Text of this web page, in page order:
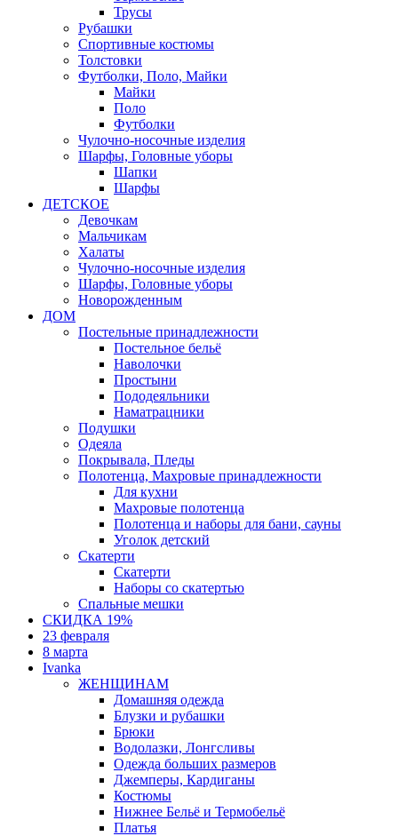
Трусы
Рубашки
Спортивные костюмы
Толстовки
Футболки, Поло, Майки
Майки
Поло
Футболки
Чулочно-носочные изделия
Шарфы, Головные уборы
Шапки
Шарфы
ДЕТСКОЕ
Девочкам
Мальчикам
Халаты
Чулочно-носочные изделия
Шарфы, Головные уборы
Новорожденным
ДОМ
Постельные принадлежности
Постельное бельё
Наволочки
Простыни
Пододеяльники
Наматрацники
Подушки
Одеяла
Покрывала, Пледы
Полотенца, Махровые принадлежности
Для кухни
Махровые полотенца
Полотенца и наборы для бани, сауны
Уголок детский
Скатерти
Скатерти
Наборы со скатертью
Спальные мешки
СКИДКА 19%
23 февраля
8 марта
Ivanka
ЖЕНЩИНАМ
Домашняя одежда
Блузки и рубашки
Брюки
Водолазки, Лонгсливы
Одежда больших размеров
Джемперы, Кардиганы
Костюмы
Нижнее Бельё и Термобельё
Платья